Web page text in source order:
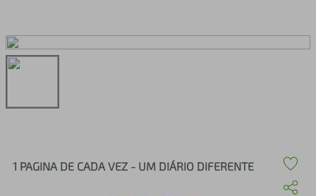
1 PAGINA DE CADA VEZ - UM DIÁRIO DIFERENTE
2º cafeteira